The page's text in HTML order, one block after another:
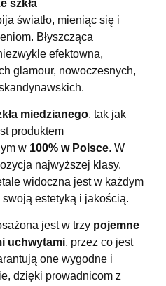
szkła
światło, mieniąc się i
Błyszcząca
efektowna,
glamour, nowoczesnych,
miedzianego, tak jak
produktem
w 100% w Polsce. W
najwyższej klasy.
widoczna jest w każdym
estetyką i jakością.
jest w trzy pojemne
uchwytami, przez co jest
one wygodne i
dzięki prowadnicom z